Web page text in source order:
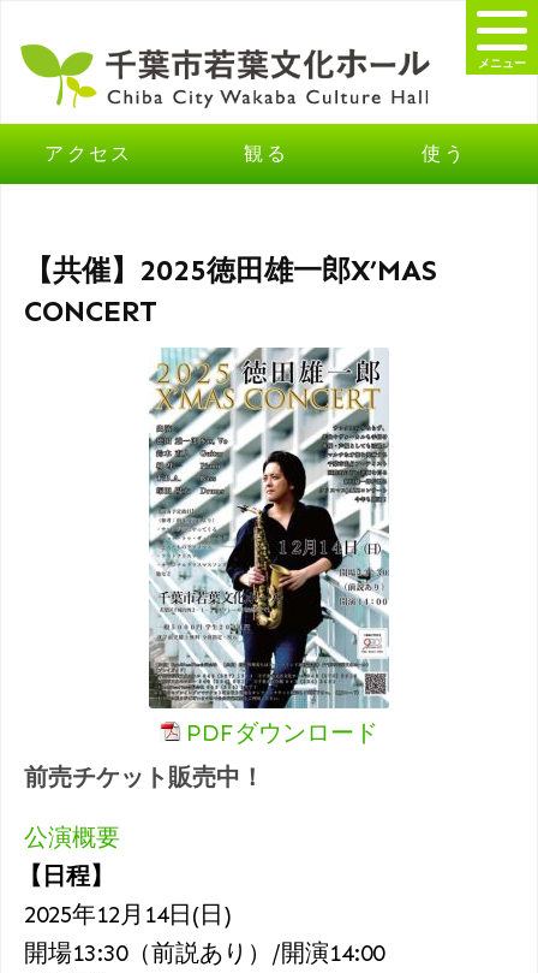
アクセス 観る 使う
メニュー
【共催】2025徳田雄一郎X’MAS
CONCERT
PDFダウンロード
前売チケット販売中！
公演概要
【日程】
2025年12月14日(日)
開場13:30（前説あり）/開演14:00